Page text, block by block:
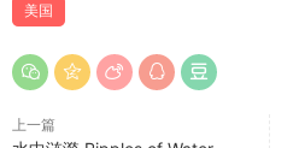
美国
上一篇